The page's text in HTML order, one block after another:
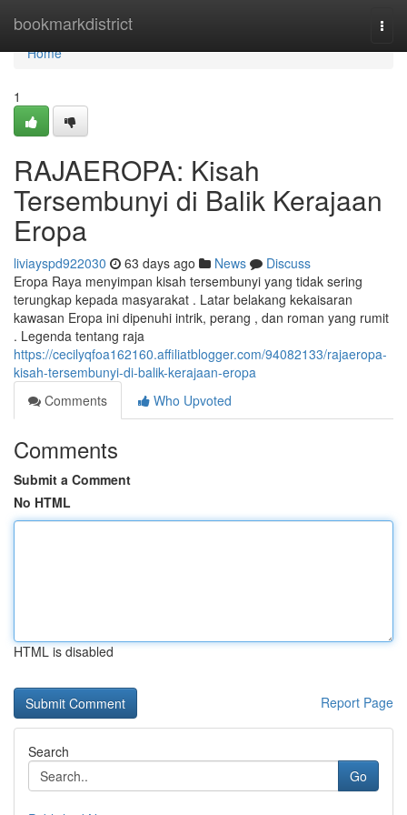
bookmarkdistrict
Home
Home
1
RAJAEROPA: Kisah
Tersembunyi di Balik Kerajaan
Eropa
liviayspd922030 63 days ago News
Discuss
Eropa Raya menyimpan kisah tersembunyi yang tidak sering
terungkap kepada masyarakat . Latar belakang kekaisaran
kawasan Eropa ini dipenuhi intrik, perang , dan roman yang rumit
. Legenda tentang raja
https://cecilyqfoa162160.affiliatblogger.com/94082133/rajaeropa-
kisah-tersembunyi-di-balik-kerajaan-eropa
Comments
Who Upvoted
Comments
Submit a Comment
No HTML
HTML is disabled
Report Page
Search
Go